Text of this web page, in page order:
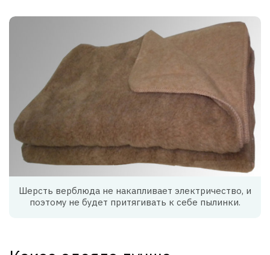
Шерсть верблюда не накапливает электричество, и
поэтому не будет притягивать к себе пылинки.